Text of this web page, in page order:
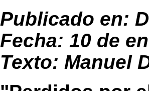
Publicado en:
Fecha: 10 de
Texto: Manuel